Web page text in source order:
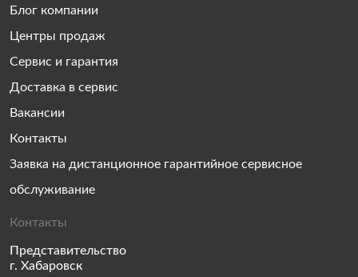
Блог компании
Центры продаж
Сервис и гарантия
Доставка в сервис
Вакансии
Контакты
Заявка на дистанционное гарантийное сервисное
обслуживание
Контакты
Представительство
г. Хабаровск